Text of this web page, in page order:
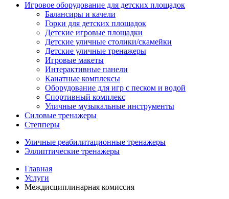
Игровое оборудование для детских площадок
Балансиры и качели
Горки для детских площадок
Детские игровые площадки
Детские уличные столики/скамейки
Детские уличные тренажеры
Игровые макеты
Интерактивные панели
Канатные комплексы
Оборудование для игр с песком и водой
Спортивный комплекс
Уличные музыкальные инструменты
Силовые тренажеры
Степперы
Уличные реабилитационные тренажеры
Эллиптические тренажеры
Главная
Услуги
Междисциплинарная комиссия